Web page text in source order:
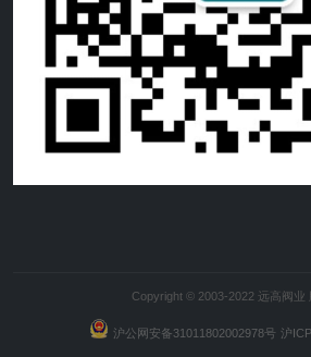
Copyright © 2003-2022 远高阀业
沪公网安备31011802002978号 沪